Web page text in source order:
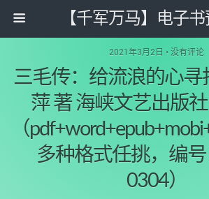
【千军万马】电子书
2021年3月2日 • 没有评论
三毛传：给流浪的心寻
萍 著 海峡文艺出版
（
多种格式任挑，编号
0304）